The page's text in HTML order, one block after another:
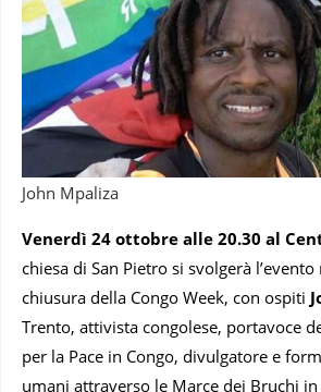
John Mpaliza
Venerdì 24 ottobre alle 20.30 al
chiesa di San Pietro si svolgerà
chiusura della Congo Week, con ospiti
Trento, attivista congolese, portavoce
per la Pace in Congo, divulgatore e
umani attraverso le Marce dei Bruchi